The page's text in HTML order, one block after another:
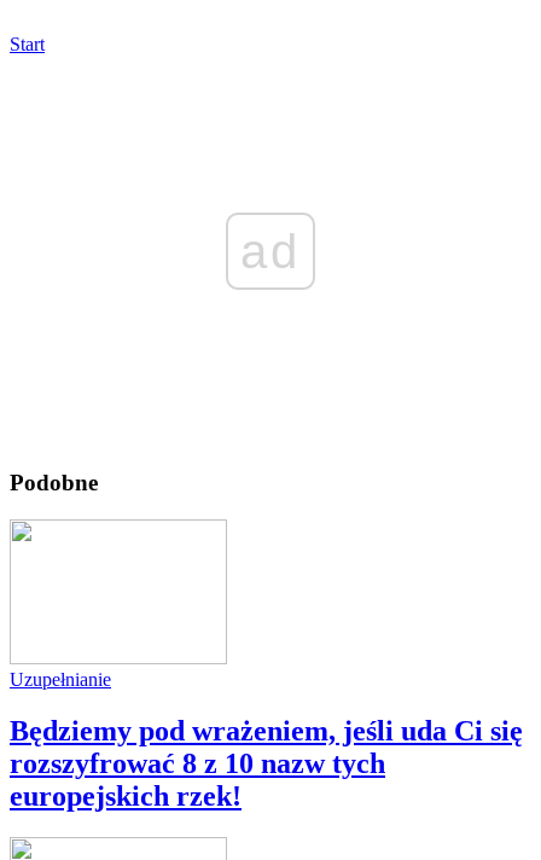
Start
ad
Podobne
Uzupełnianie
Będziemy pod wrażeniem, jeśli uda Ci się
rozszyfrować 8 z 10 nazw tych
europejskich rzek!